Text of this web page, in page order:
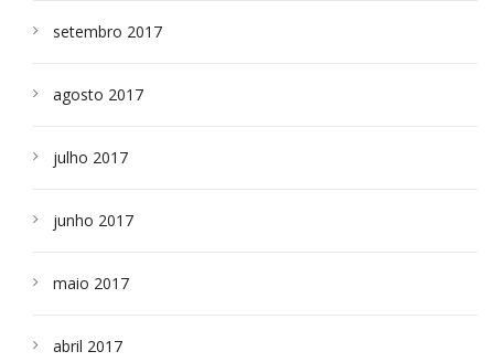
setembro 2017
agosto 2017
julho 2017
junho 2017
maio 2017
abril 2017